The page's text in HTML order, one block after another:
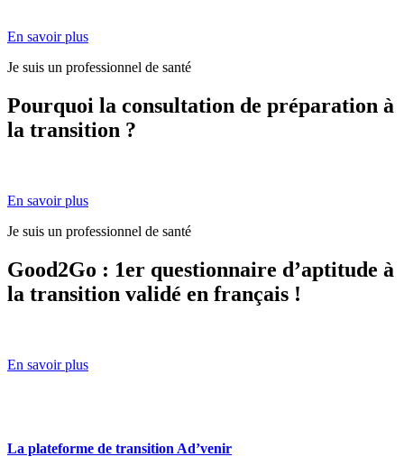
En savoir plus
Je suis un professionnel de santé
Pourquoi la consultation de préparation à
la transition ?
En savoir plus
Je suis un professionnel de santé
Good2Go : 1er questionnaire d’aptitude à
la transition validé en français !
En savoir plus
La plateforme de transition Ad’venir